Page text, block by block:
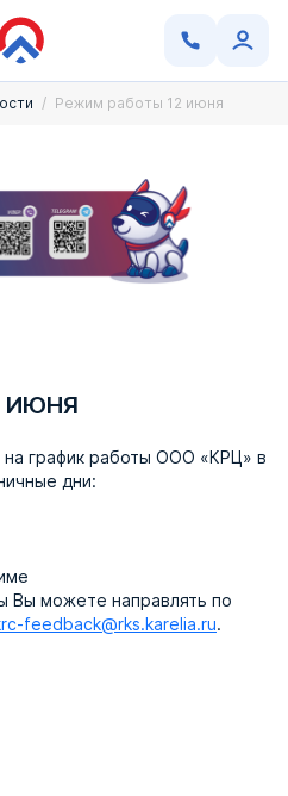
Режим работы 12 июня
ИЮНЯ
график работы ООО «КРЦ» в
дни:
Вы можете направлять по
feedback@rks.karelia.ru.